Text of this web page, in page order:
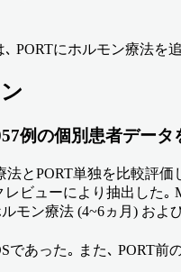
､ PORTにホルモン療法を
例の個別患者データ
法とPORT単独を比較評価
レビューにより抽出した｡
モン療法 (4~6ヵ月) およ
であった｡ また､ PORT